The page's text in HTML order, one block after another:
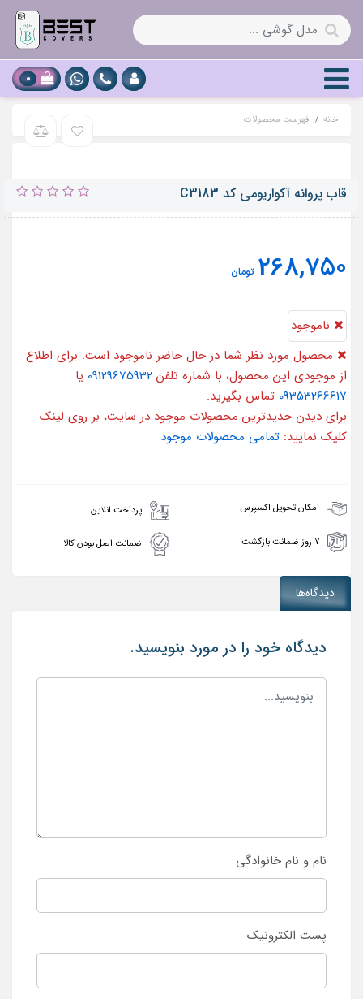
0
خانه فهرست محصولات
قاب پروانه آکواریومی کد C3183
268,750 تومان
ناموجود
محصول مورد نظر شما در حال حاضر ناموجود است. برای اطلاع
از موجودی این محصول، با شماره تلفن 09129675932 یا
09353266617 تماس بگیرید.
برای دیدن جدیدترین محصولات موجود در سایت، بر روی لینک
کلیک نمایید: تمامی محصولات موجود
امکان تحویل اکسپرس پرداخت انلاین
۷ روز ضمانت بازگشت ضمانت اصل بودن کالا
دیدگاه‌ها
دیدگاه خود را در مورد بنویسید.
نام و نام خانوادگی
پست الکترونیک